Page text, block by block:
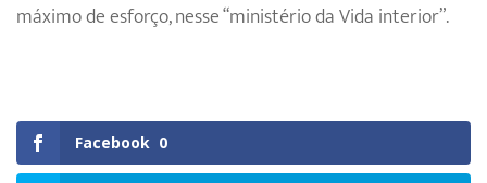
máximo de esforço, nesse “ministério da Vida interior”.
Facebook 0